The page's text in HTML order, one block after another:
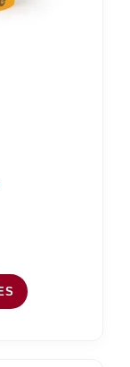
24,20 €